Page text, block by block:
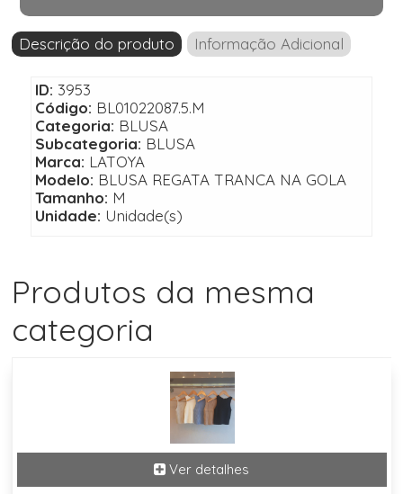
Descrição do produto Informação Adicional
ID: 3953
Código: BL01022087.5.M
Categoria: BLUSA
Subcategoria: BLUSA
Marca: LATOYA
Modelo: BLUSA REGATA TRANCA NA GOLA
Tamanho: M
Unidade: Unidade(s)
Produtos da mesma
categoria